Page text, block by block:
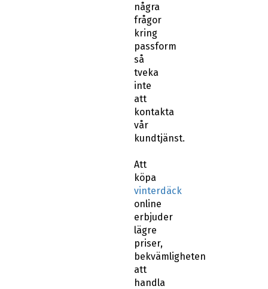
några
frågor
kring
passform
så
tveka
inte
att
kontakta
vår
kundtjänst.
Att
köpa
vinterdäck
online
erbjuder
lägre
priser,
bekvämligheten
att
handla